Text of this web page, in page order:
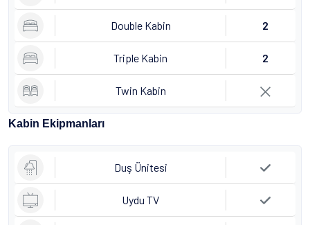
Double Kabin 2
Triple Kabin 2
Twin Kabin
Kabin Ekipmanları
Duş Ünitesi
Uydu TV